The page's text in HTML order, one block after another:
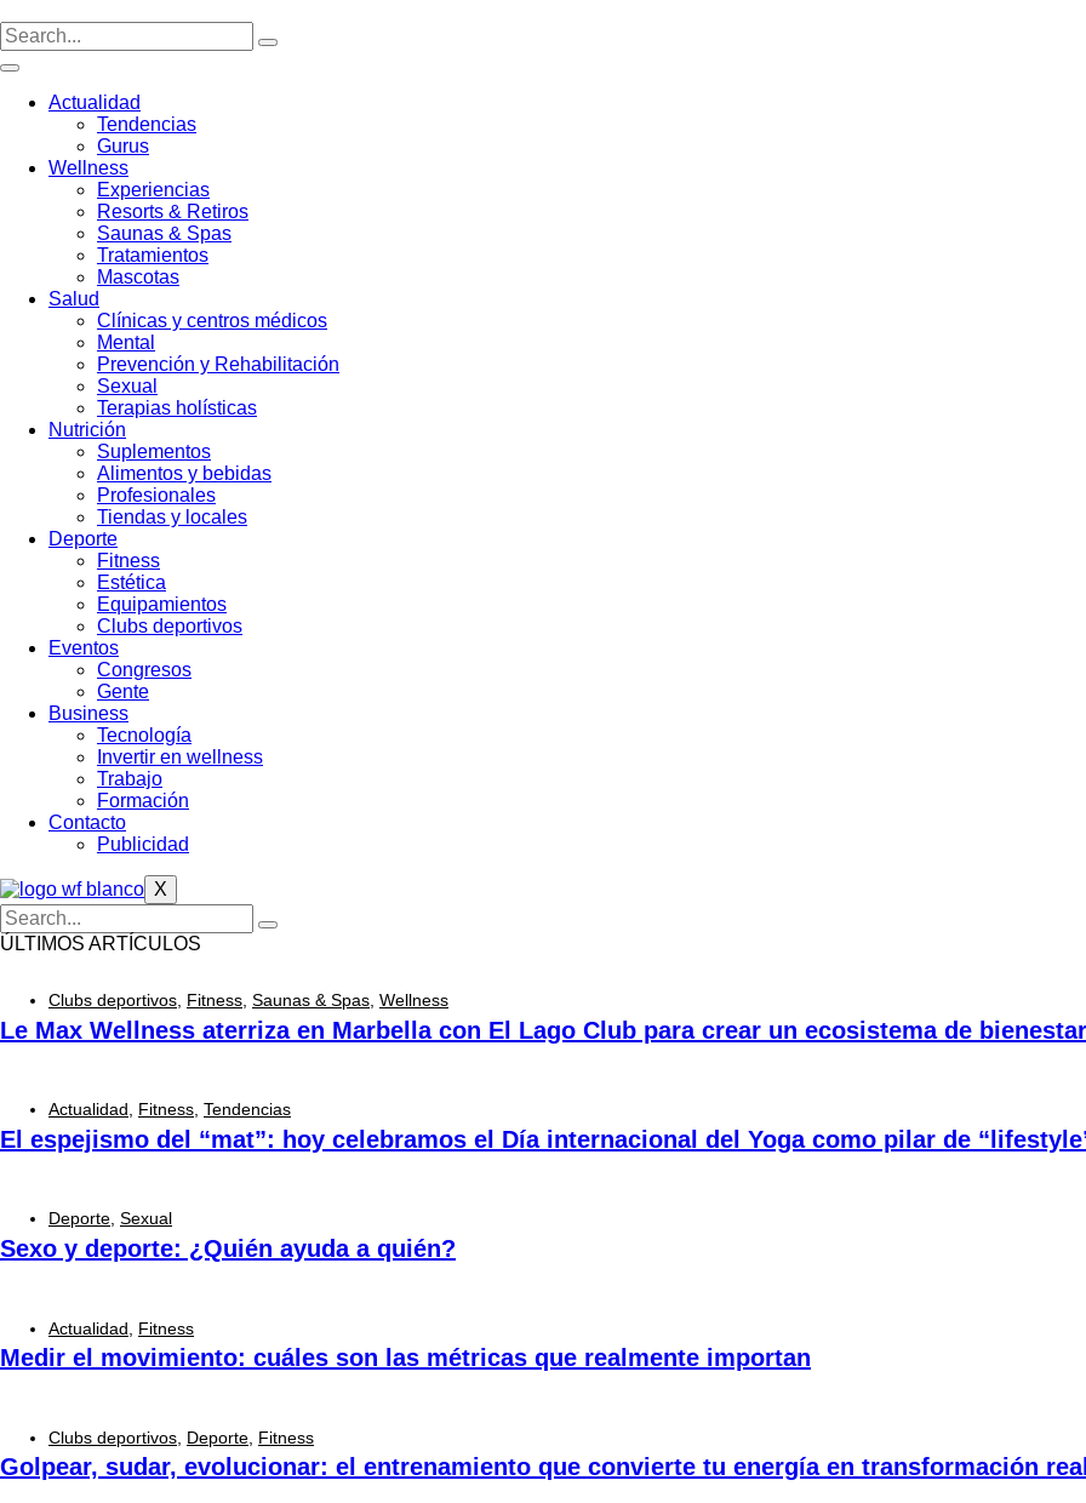
al
contenido
Actualidad
Tendencias
Gurus
Wellness
Experiencias
Resorts & Retiros
Saunas & Spas
Tratamientos
Mascotas
Salud
Clínicas y centros médicos
Mental
Prevención y Rehabilitación
Sexual
Terapias holísticas
Nutrición
Suplementos
Alimentos y bebidas
Profesionales
Tiendas y locales
Deporte
Fitness
Estética
Equipamientos
Clubs deportivos
Eventos
Congresos
Gente
Business
Tecnología
Invertir en wellness
Trabajo
Formación
Contacto
Publicidad
X
ÚLTIMOS ARTÍCULOS
Clubs deportivos Fitness Saunas & Spas Wellness
Le Max Wellness aterriza en Marbella con El Lago Club para crear un ecosistema de
Actualidad Fitness Tendencias
El espejismo del “mat”: hoy celebramos el Día internacional del Yoga como pilar de
Deporte, Sexual
Sexo y deporte: ¿Quién ayuda a quién?
Actualidad Fitness
Medir el movimiento: cuáles son las métricas que realmente importan
Clubs deportivos Deporte Fitness
Golpear, sudar, evolucionar: el entrenamiento que convierte tu energía en transformación